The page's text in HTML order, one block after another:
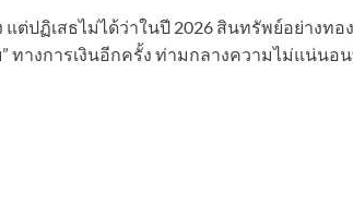
ต่ปฏิเสธไม่ได้ว่าในปี 2026 สินทรัพย์อย่างทอ
ทางการเงินอีกครั้ง ท่ามกลางความไม่แน่นอ